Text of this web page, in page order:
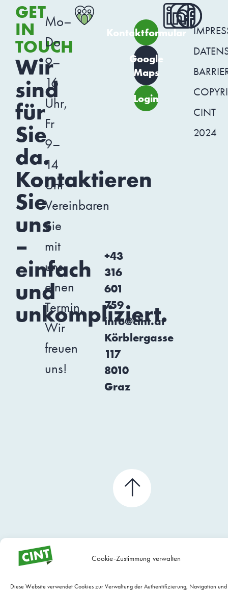
Cookie-Zustimmung verwalten
Diese Website verwendet Cookies zur Verwaltung der Authentifizierung, Navigation
GET
IN
TOUCH
Wir
sind
für
Sie
da.
Kontaktieren
Sie
uns
–
einfach
und
unkompliziert.
Mo–
Do
9–
16
Uhr,
Fr
9–
14
Uhr
Vereinbaren
Sie
mit
uns
einen
Termin.
Wir
freuen
uns!
Körblergasse
117
8010
Graz
+43
316
601
759
info@cint.at
Kontaktformular
Google
Maps
Login
CINT
2024